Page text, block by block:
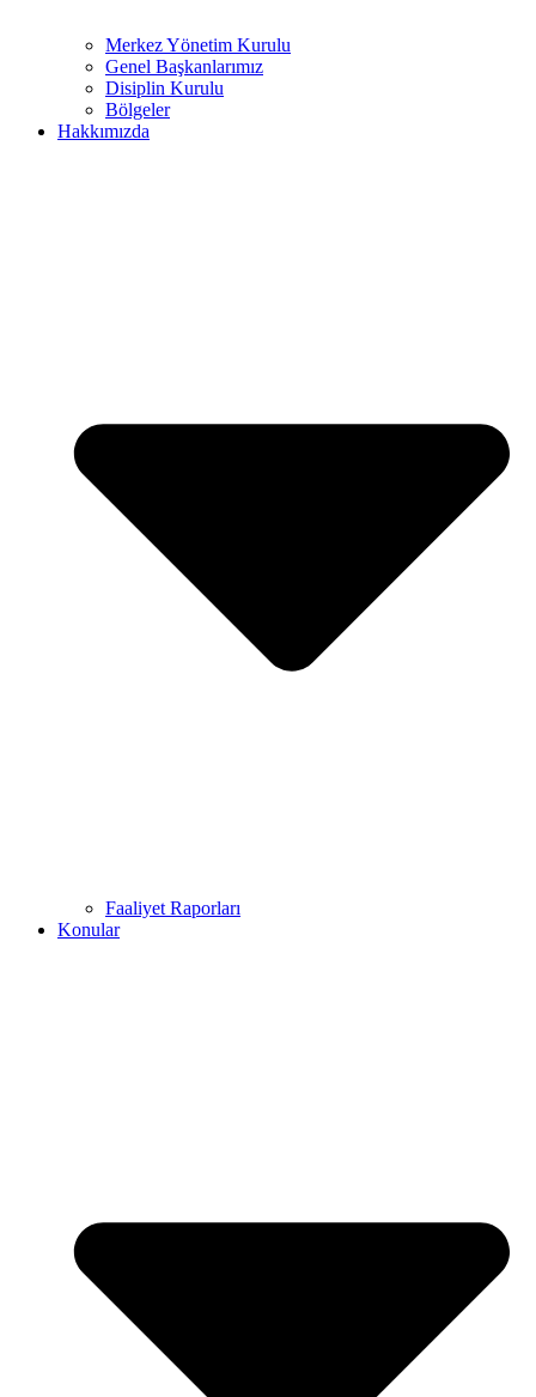
Merkez Yönetim Kurulu
Genel Başkanlarımız
Disiplin Kurulu
Bölgeler
Hakkımızda
Faaliyet Raporları
Konular